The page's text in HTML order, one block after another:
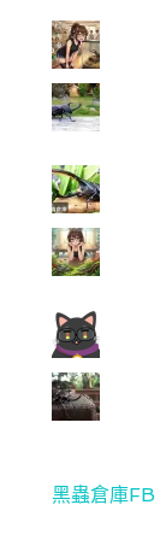
黑蟲倉庫FB